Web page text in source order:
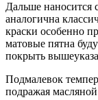
Дальше наносится
аналогична
краски особенно
матовые пятна
покрыть
Подмалевок
подражая